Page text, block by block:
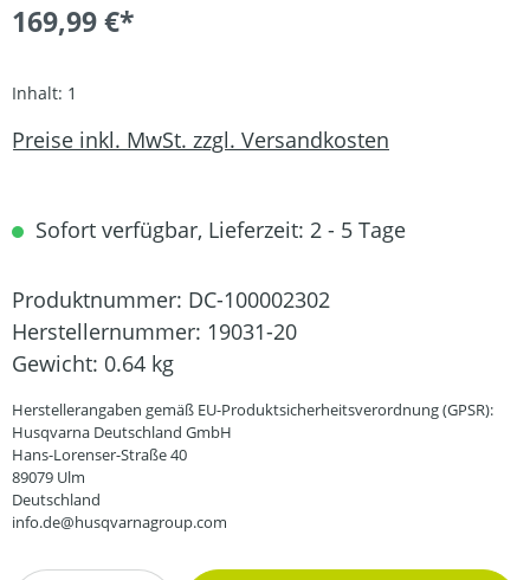
169,99 €*
Inhalt: 1
Preise inkl. MwSt. zzgl. Versandkosten
Sofort verfügbar, Lieferzeit: 2 - 5 Tage
Produktnummer: DC-100002302
Herstellernummer: 19031-20
Gewicht: 0.64 kg
Herstellerangaben gemäß EU-Produktsicherheitsverordnung (GPSR):
Husqvarna Deutschland GmbH
Hans-Lorenser-Straße 40
89079 Ulm
Deutschland
info.de@husqvarnagroup.com